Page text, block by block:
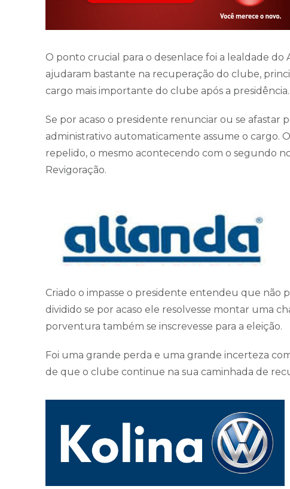
O ponto crucial para o desenlace foi a lealdade do
ajudaram bastante na recuperação do clube,
cargo mais importante do clube após a presidência.
Se por acaso o presidente renunciar ou se
administrativo automaticamente assume o cargo.
repelido, o mesmo acontecendo com o segundo
Revigoração.
Criado o impasse o presidente entendeu que
dividido se por acaso ele resolvesse montar uma
porventura também se inscrevesse para a eleição.
Foi uma grande perda e uma grande incerteza
de que o clube continue na sua caminhada de